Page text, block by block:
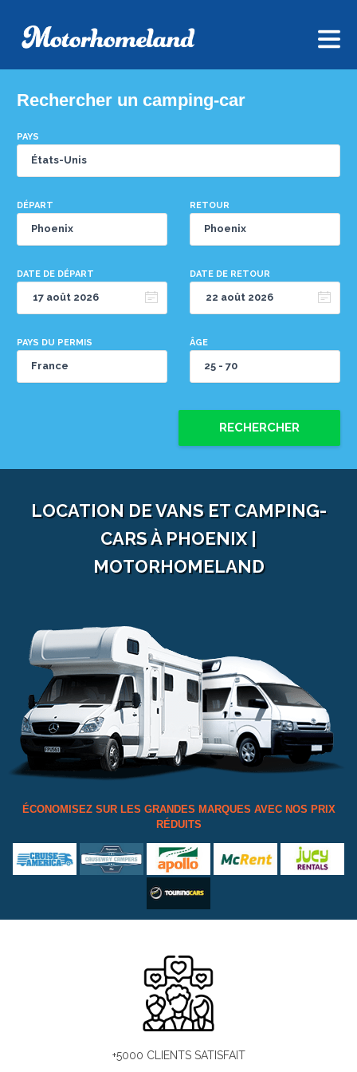
Rechercher un camping-car
PAYS
DÉPART RETOUR
DATE DE DÉPART DATE DE RETOUR
PAYS DU PERMIS ÂGE
RECHERCHER
LOCATION DE VANS ET CAMPING-
CARS À PHOENIX |
MOTORHOMELAND
ÉCONOMISEZ SUR LES GRANDES MARQUES AVEC NOS PRIX
RÉDUITS
+5000 CLIENTS SATISFAIT